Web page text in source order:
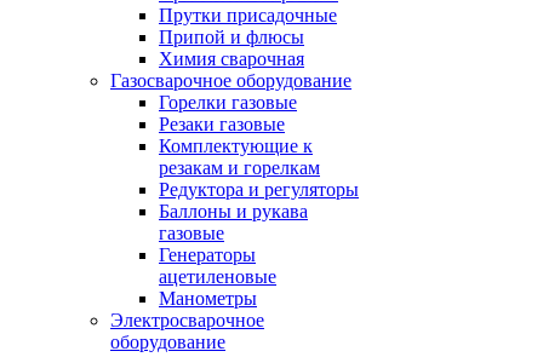
Прутки присадочные
Припой и флюсы
Химия сварочная
Газосварочное оборудование
Горелки газовые
Резаки газовые
Комплектующие к
резакам и горелкам
Редуктора и регуляторы
Баллоны и рукава
газовые
Генераторы
ацетиленовые
Манометры
Электросварочное
оборудование